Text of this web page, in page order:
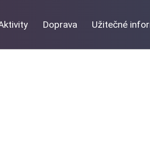
Doprava Užitečné